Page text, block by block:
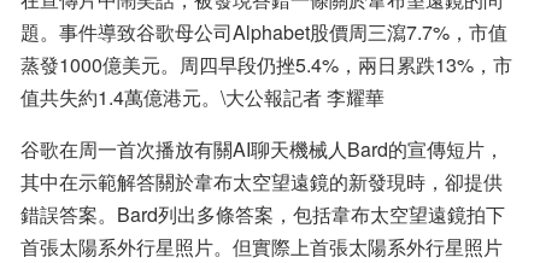
題。事件導致谷歌母公司Alphabet股價周三瀉7.7%，市值
蒸發1000億美元。周四早段仍挫5.4%，兩日累跌13%，市
值共失約1.4萬億港元。\大公報記者 李耀華
谷歌在周一首次播放有關AI聊天機械人Bard的宣傳短片，
其中在示範解答關於韋布太空望遠鏡的新發現時，卻提供
錯誤答案。Bard列出多條答案，包括韋布太空望遠鏡拍下
首張太陽系外行星照片。但實際上首張太陽系外行星照片